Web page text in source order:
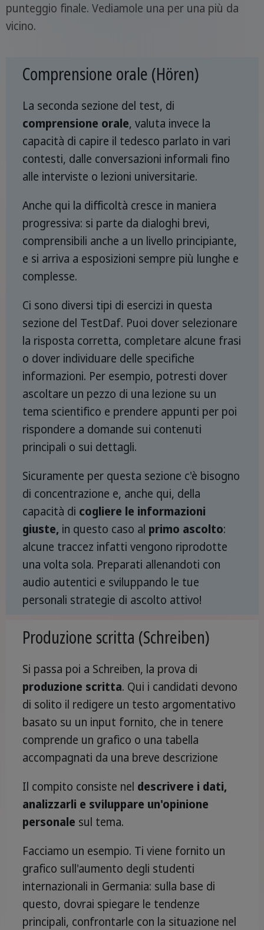
punteggio finale. Vediamole una per una più da
vicino.
Comprensione orale (Hören)
La seconda sezione del test, di
comprensione orale, valuta invece la
capacità di capire il tedesco parlato in vari
contesti, dalle conversazioni informali fino
alle interviste o lezioni universitarie.
Anche qui la difficoltà cresce in maniera
progressiva: si parte da dialoghi brevi,
comprensibili anche a un livello principiante,
e si arriva a esposizioni sempre più lunghe e
complesse.
Ci sono diversi tipi di esercizi in questa
sezione del TestDaf. Puoi dover selezionare
la risposta corretta, completare alcune frasi
o dover individuare delle specifiche
informazioni. Per esempio, potresti dover
ascoltare un pezzo di una lezione su un
tema scientifico e prendere appunti per poi
rispondere a domande sui contenuti
principali o sui dettagli.
Sicuramente per questa sezione c'è bisogno
di concentrazione e, anche qui, della
capacità di cogliere le informazioni
giuste, in questo caso al primo ascolto:
alcune traccez infatti vengono riprodotte
una volta sola. Preparati allenandoti con
audio autentici e sviluppando le tue
personali strategie di ascolto attivo!
Produzione scritta (Schreiben)
Si passa poi a Schreiben, la prova di
produzione scritta. Qui i candidati devono
di solito il redigere un testo argomentativo
basato su un input fornito, che in tenere
comprende un grafico o una tabella
accompagnati da una breve descrizione
Il compito consiste nel descrivere i dati,
analizzarli e sviluppare un'opinione
personale sul tema.
Facciamo un esempio. Ti viene fornito un
grafico sull'aumento degli studenti
internazionali in Germania: sulla base di
questo, dovrai spiegare le tendenze
principali, confrontarle con la situazione nel